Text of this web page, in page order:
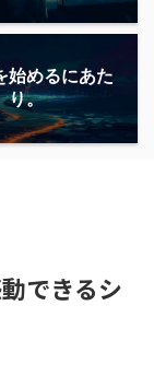
始めるにあた
り。
できるシ